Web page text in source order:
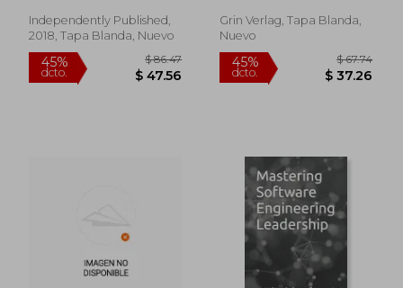
Independently Published,
2018, Tapa Blanda, Nuevo
Softwareentwicklung
(en Alemán)
Grin Verlag, Tapa Blanda,
Nuevo
45%
dcto.